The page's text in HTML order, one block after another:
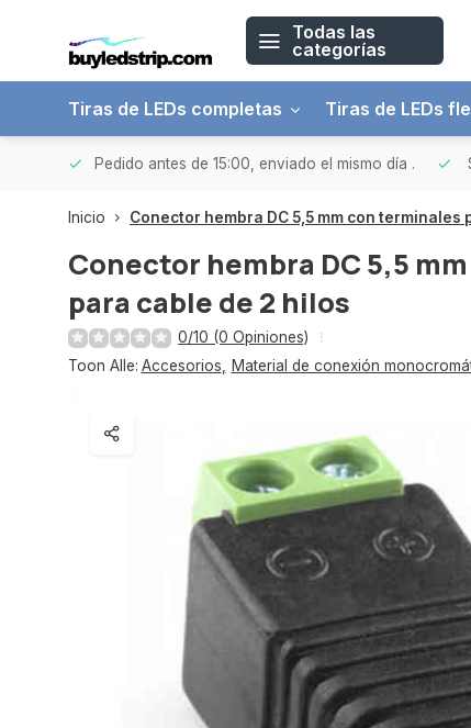
Todas las
categorías
Tiras de LEDs completas Tiras de LEDs
Pedido antes de 15:00, enviado el mismo día .
Inicio Conector hembra DC 5,5 mm con terminales
Conector hembra DC 5,5
para cable de 2 hilos
0/10 (0 Opiniones)
Toon Alle: Accesorios Material de conexión